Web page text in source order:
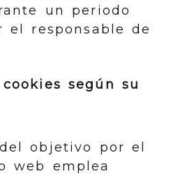
un periodo
el responsable de
según su
objetivo por el
web emplea